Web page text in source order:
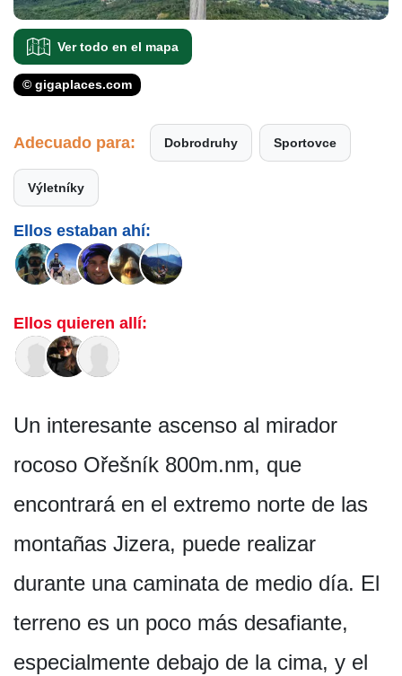
Ver todo en el mapa
© gigaplaces.com
Adecuado para: Dobrodruhy Sportovce
Výletníky
Ellos estaban ahí:
Ellos quieren allí:
Un interesante ascenso al mirador
rocoso Ořešník 800m.nm, que
encontrará en el extremo norte de las
montañas Jizera, puede realizar
durante una caminata de medio día. El
terreno es un poco más desafiante,
especialmente debajo de la cima, y el